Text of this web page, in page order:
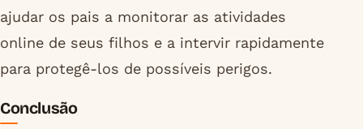
ajudar os pais a monitorar as atividades
online de seus filhos e a intervir rapidamente
para protegê-los de possíveis perigos.
Conclusão